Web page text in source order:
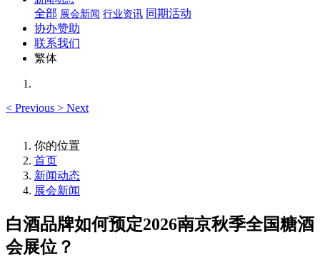
全部 展会新闻 行业资讯 同期活动
协办赞助
联系我们
繁体
< Previous > Next
你的位置
首页
新闻动态
展会新闻
白酒品牌如何预定2026南京秋季全国糖酒
会展位？